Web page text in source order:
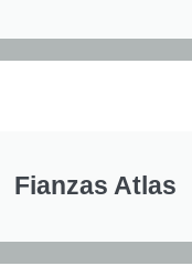
Fianzas Atlas